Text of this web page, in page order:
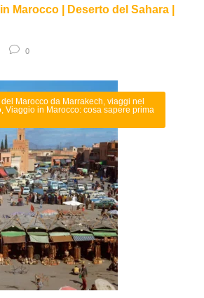
Marocco | Deserto del Sahara |
0
Marocco da Marrakech viaggi nel
Viaggio in Marocco: cosa sapere prima